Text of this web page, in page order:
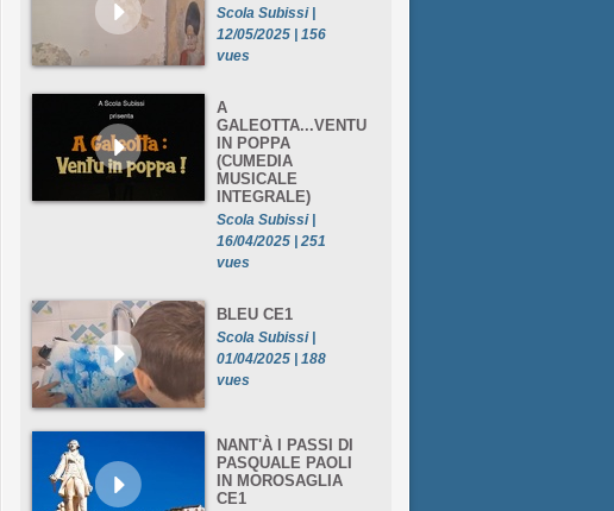
Scola Subissi |
12/05/2025 | 156
vues
A
GALEOTTA...VENTU
IN POPPA
(CUMEDIA
MUSICALE
INTEGRALE)
Scola Subissi |
16/04/2025 | 251
vues
BLEU CE1
Scola Subissi |
01/04/2025 | 188
vues
NANT'À I PASSI DI
PASQUALE PAOLI
IN MOROSAGLIA
CE1